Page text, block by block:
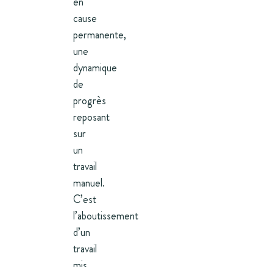
cause
permanente,
une
dynamique
de
progrès
reposant
sur
un
travail
manuel.
C’est
l’aboutissement
d’un
travail